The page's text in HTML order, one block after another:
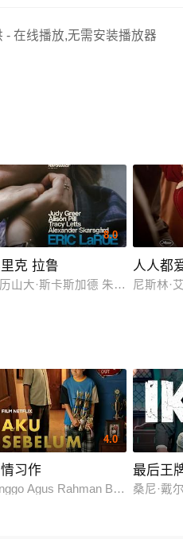
勇斗饰演与阿阳搭档的阿
构上也都有不错的亮点，
喜欢剧情类电影的观众观
- 在线播放,无需安装播放器
Wayne Vene Chun
8.0
克 拉鲁
山大·斯卡斯加德 朱迪·格雷尔
人人都
尼斯林·
莱昂
4.0
习作
Agus Rahman Bima Sena
最后王
桑尼·戴